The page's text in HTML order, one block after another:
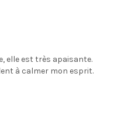
elle est très apaisante.
à calmer mon esprit.